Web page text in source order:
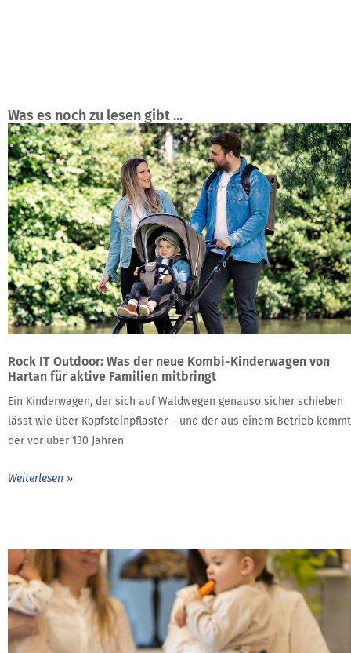
Was es noch zu lesen gibt ...
Rock IT Outdoor: Was der neue Kombi-Kinderwagen von
Hartan für aktive Familien mitbringt
Ein Kinderwagen, der sich auf Waldwegen genauso sicher schieben
lässt wie über Kopfsteinpflaster – und der aus einem Betrieb
der vor über 130 Jahren
Weiterlesen »